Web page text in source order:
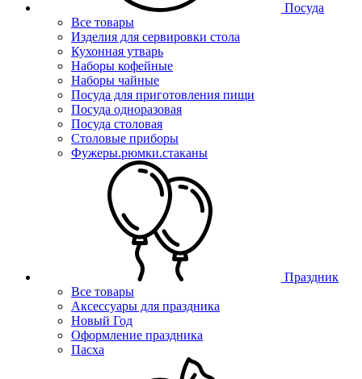
Посуда
Все товары
Изделия для сервировки стола
Кухонная утварь
Наборы кофейные
Наборы чайные
Посуда для приготовления пищи
Посуда одноразовая
Посуда столовая
Столовые приборы
Фужеры.рюмки.стаканы
Праздник
Все товары
Аксессуары для праздника
Новый Год
Оформление праздника
Пасха